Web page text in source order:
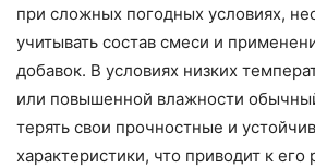
при сложных погодных условиях,
учитывать состав смеси и
добавок. В условиях низких
или повышенной влажности
терять свои прочностные и
характеристики, что приводит к